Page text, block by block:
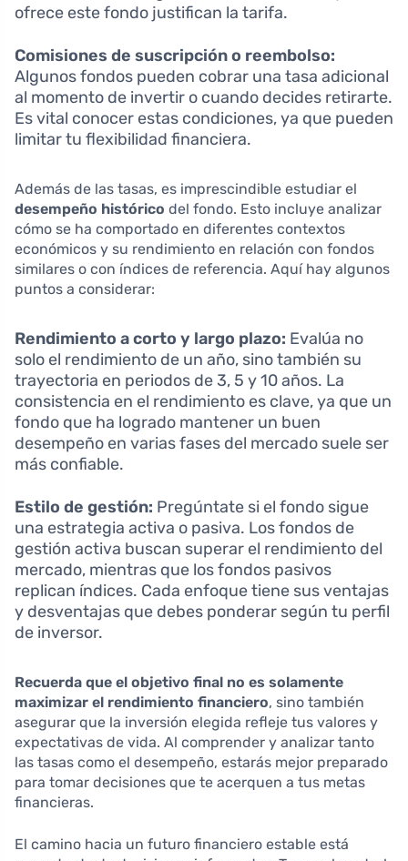
ofrece este fondo justifican la tarifa.
Comisiones de suscripción o reembolso:
Algunos fondos pueden cobrar una tasa adicional
al momento de invertir o cuando decides retirarte.
Es vital conocer estas condiciones, ya que pueden
limitar tu flexibilidad financiera.
Además de las tasas, es imprescindible estudiar el
desempeño histórico del fondo. Esto incluye analizar
cómo se ha comportado en diferentes contextos
económicos y su rendimiento en relación con fondos
similares o con índices de referencia. Aquí hay algunos
puntos a considerar:
Rendimiento a corto y largo plazo: Evalúa no
solo el rendimiento de un año, sino también su
trayectoria en periodos de 3, 5 y 10 años. La
consistencia en el rendimiento es clave, ya que un
fondo que ha logrado mantener un buen
desempeño en varias fases del mercado suele ser
más confiable.
Estilo de gestión: Pregúntate si el fondo sigue
una estrategia activa o pasiva. Los fondos de
gestión activa buscan superar el rendimiento del
mercado, mientras que los fondos pasivos
replican índices. Cada enfoque tiene sus ventajas
y desventajas que debes ponderar según tu perfil
de inversor.
Recuerda que el objetivo final no es solamente
maximizar el rendimiento financiero, sino también
asegurar que la inversión elegida refleje tus valores y
expectativas de vida. Al comprender y analizar tanto
las tasas como el desempeño, estarás mejor preparado
para tomar decisiones que te acerquen a tus metas
financieras.
El camino hacia un futuro financiero estable está